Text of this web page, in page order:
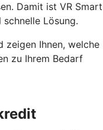
Damit ist VR Smart
Lösung.
zeigen Ihnen, welche
zu Ihrem Bedarf